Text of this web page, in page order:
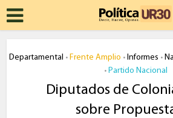
Departamental • Frente Amplio • Informes •
• Partido Nacional
Diputados de
sobre